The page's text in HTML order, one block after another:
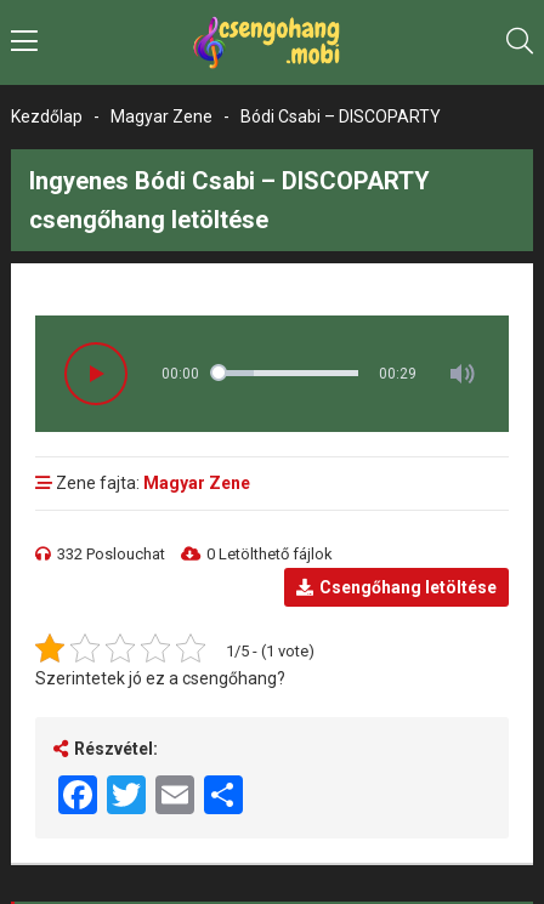
Kezdőlap - Magyar Zene - Bódi Csabi – DISCOPARTY
Ingyenes Bódi Csabi – DISCOPARTY
csengőhang letöltése
00:00 00:29
Zene fajta: Magyar Zene
332 Poslouchat 0 Letölthető fájlok
Csengőhang letöltése
1/5 - (1 vote)
Szerintetek jó ez a csengőhang?
Részvétel:
Facebook
Twitter
EmailShare